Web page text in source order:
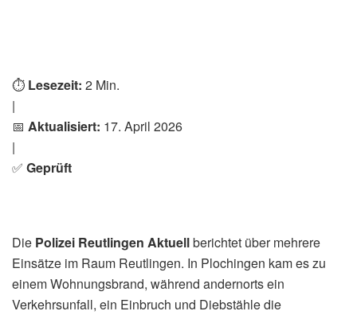
⏱️ Lesezeit: 2 Min.
|
📅 Aktualisiert: 17. April 2026
|
✅ Geprüft
Die Polizei Reutlingen Aktuellberichtet über mehrere
Einsätze im Raum Reutlingen. In Plochingen kam es zu
einem Wohnungsbrand, während andernorts ein
Verkehrsunfall, ein Einbruch und Diebstähle die